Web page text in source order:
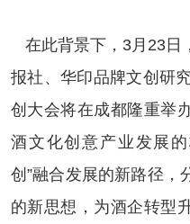
在此背景下，3月23日
报社、华印品牌文创研
创大会将在成都隆重举
酒文化创意产业发展
创”融合发展的新路径，
的新思想，为酒企转型